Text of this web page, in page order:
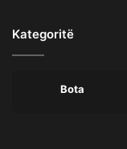
Kategoritë
Bota